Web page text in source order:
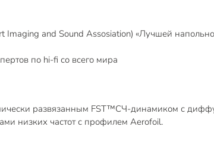
and Sound Assosiation) «Лучшей
по hi-fi со всего мира
развязанным FST™СЧ-динамиком с
низких частот с профилем Aerofoil.